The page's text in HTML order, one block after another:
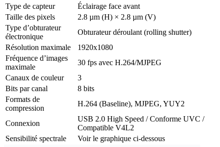
Type de capteur
Éclairage face avant
Taille des pixels
2.8 µm (H) × 2.8 µm (V)
Type d’obturateur
électronique
Obturateur déroulant (rolling shutter)
Résolution maximale
1920x1080
Fréquence d’images
maximale
30 fps avec H.264/MJPEG
Canaux de couleur
3
Bits par canal
8 bits
Formats de
compression
H.264 (Baseline), MJPEG, YUY2
Connexion
USB 2.0 High Speed / Conforme UVC /
Compatible V4L2
Sensibilité spectrale
Voir le graphique ci-dessous